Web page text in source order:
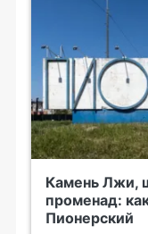
Камень Лжи,
променад:
Пионерский